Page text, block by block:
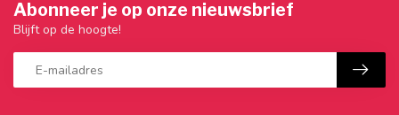
Abonneer je op onze nieuwsbrief
Blijft op de hoogte!